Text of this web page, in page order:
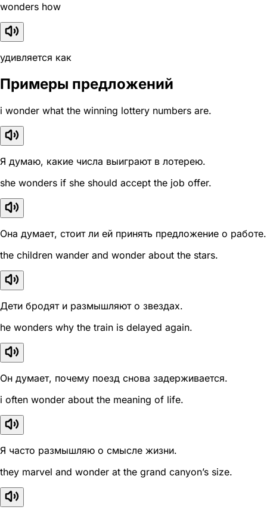
wonders how
удивляется как
Примеры предложений
i wonder what the winning lottery numbers are.
Я думаю, какие числа выиграют в лотерею.
she wonders if she should accept the job offer.
Она думает, стоит ли ей принять предложение о работе.
the children wander and wonder about the stars.
Дети бродят и размышляют о звездах.
he wonders why the train is delayed again.
Он думает, почему поезд снова задерживается.
i often wonder about the meaning of life.
Я часто размышляю о смысле жизни.
they marvel and wonder at the grand canyon’s size.